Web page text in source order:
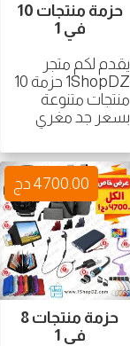
حزمة منتجات 10
في 1
يقدم لكم متجر
1ShopDZ حزمة 10
منتجات متنوعة
بسعر جد مغري
حزمة منتجات 8
في 1
4700.00 دج